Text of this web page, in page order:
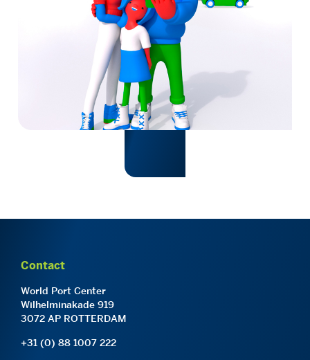
Contact
World Port Center
Wilhelminakade 919
3072 AP ROTTERDAM
+31 (0) 88 1007 222